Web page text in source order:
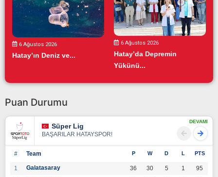
6 Ağustos 2026
Hatay’ın Deniz ve...
6 Ağustos 2026
Hatay’da Depremin
Yükünü...
Puan Durumu
Süper Lig
BAŞARILAR HATAYSPOR!
DEVAMI
# Team P W D L PTS
1 Galatasaray 36 30 5 1
95